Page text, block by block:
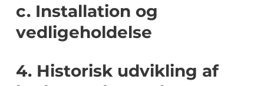
c. Installation og
vedligeholdelse
4. Historisk udvikling af